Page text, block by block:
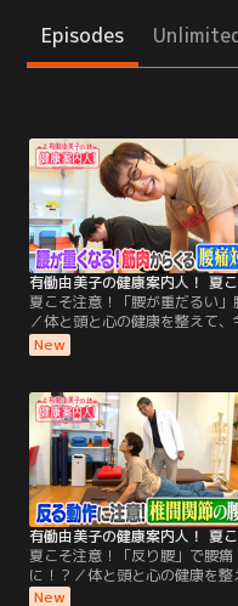
Episodes
夏こそ注意！「腰が重だるい」
／体と頭と心の健康を整えて、
もごきげんな1日を過ごしましょ
う！ 今週のテーマは「夏こそ気
なる！筋肉からくる腰痛の対策
ご案内します！ 後半は、有働さ
「2分体操」！たった2分で元気
腰をめざす体操を、一緒に楽し
ってみましょう！
New
夏こそ注意！「反り腰」で腰痛
に！？／体と頭と心の健康を整
て、今日もごきげんな1日を過ご
New